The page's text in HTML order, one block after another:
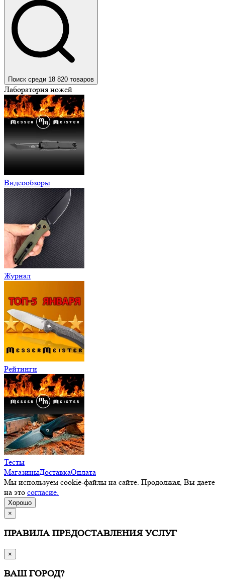
Поиск среди 18 820 товаров
Лаборатория ножей
Видеообзоры
Журнал
Рейтинги
Тесты
МагазиныДоставкаОплата
Мы используем cookie-файлы на сайте. Продолжая, Вы даете
на это согласие.
Хорошо
×
ПРАВИЛА ПРЕДОСТАВЛЕНИЯ УСЛУГ
×
ВАШ ГОРОД?